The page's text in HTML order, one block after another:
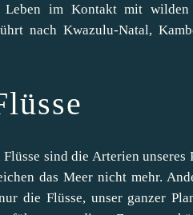
im Kontakt mit wilden
nach Kwazulu-Natal,
sind die Arterien
das Meer nicht mehr.
die Flüsse, unser ganzer